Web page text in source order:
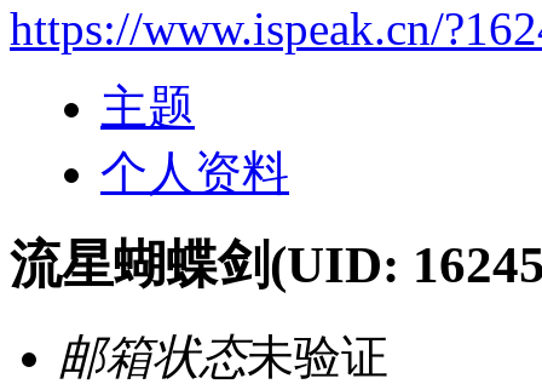
https://www.ispeak.cn/
主题
个人资料
流星蝴蝶剑(UID:
邮箱状态未验证